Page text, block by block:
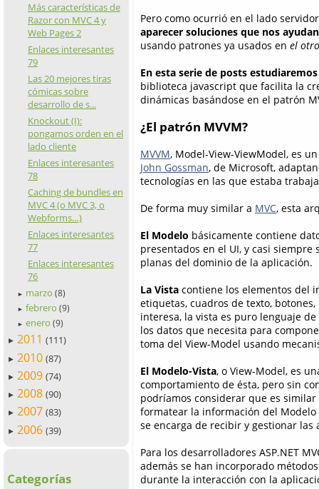
Más características de
Razor con MVC 4 y
Web Pages 2
Enlaces interesantes
79
Las 20 mejores tiras
cómicas sobre
desarrollo de s...
Knockout (I):
pongamos orden en el
lado cliente
Enlaces interesantes
78
Caching de bundles en
MVC 4 (o MVC 3, o
Webforms…)
Enlaces interesantes
77
Enlaces interesantes
76
► marzo (8)
► febrero (9)
► enero (9)
► 2011 (111)
► 2010 (87)
► 2009 (74)
► 2008 (90)
► 2007 (83)
► 2006 (39)
Categorías
Pero como ocurrió en el lado
aparecer soluciones que nos
usando patrones ya usados en el
En esta serie de posts
biblioteca javascript que facilita la
dinámicas basándose en el patrón
¿El patrón MVVM?
MVVM, Model-View-ViewModel, es
John Gossman, de Microsoft,
tecnologías en las que estaba
De forma muy similar a MVC, esta
El Modelo básicamente contiene
presentados en el UI, y casi
planas del dominio de la aplicación.
La Vista contiene los elementos del
etiquetas, cuadros de texto,
interesa, la vista es puro lenguaje
los datos que necesita para
toma del View-Model usando
El Modelo-Vista, o View-Model, es
comportamiento de ésta, pero sin
podríamos considerar que es
formatear la información del
se encarga de recibir y gestionar
Para los desarrolladores ASP.NET
además se han incorporado
durante la interacción con la